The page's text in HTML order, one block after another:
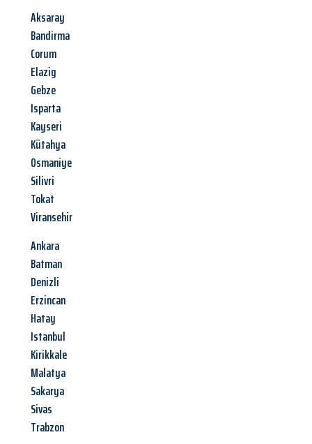
Aksaray
Bandirma
Corum
Elazig
Gebze
Isparta
Kayseri
Kütahya
Osmaniye
Silivri
Tokat
Viransehir
Ankara
Batman
Denizli
Erzincan
Hatay
Istanbul
Kirikkale
Malatya
Sakarya
Sivas
Trabzon